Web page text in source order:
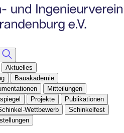
Aktuelles
Bauakademie
Mitteilungen
Projekte
Publikationen
Wettbewerb
Schinkelfest